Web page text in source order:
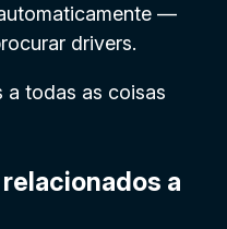
—
drivers.
a todas as coisas
a